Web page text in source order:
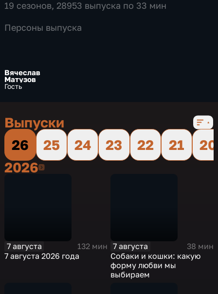
19 сезонов, 28953 выпуска по 33 мин
Персоны выпуска
Вячеслав
Матузов
Гость
Выпуски
26
25 24 23 22 21
20
20262026
7 августа
132 мин
7 августа 2026 года
7 августа
38 мин
Собаки и кошки: какую
форму любви мы
выбираем